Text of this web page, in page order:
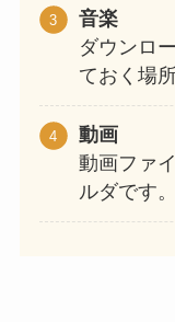
音楽
ダウンロ
ておく場
動画
動画ファ
ルダです。